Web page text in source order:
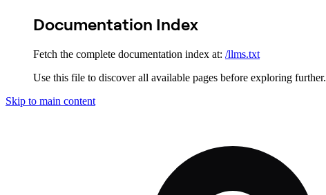
Documentation Index
Fetch the complete documentation index at: /llms.txt
Use this file to discover all available pages before exploring further.
Skip to main content